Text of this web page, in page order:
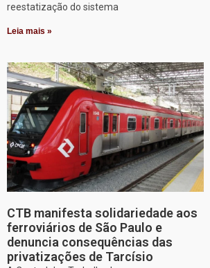
reestatização do sistema
Leia mais »
CTB manifesta solidariedade aos
ferroviários de São Paulo e
denuncia consequências das
privatizações de Tarcísio